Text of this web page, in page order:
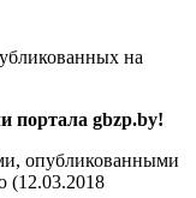
портала gbzp.by!
опубликованными
(12.03.2018